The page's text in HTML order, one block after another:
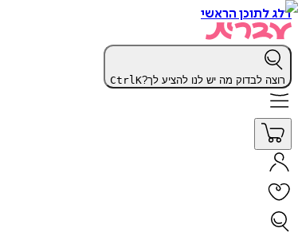
דלג לתוכן הראשי
רוצה לבדוק מה יש לנו להציע לך? CtrlK